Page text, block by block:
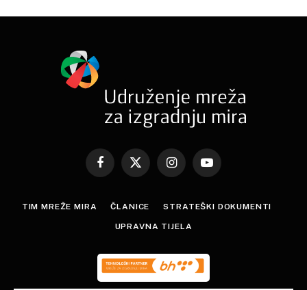
Facebook
X
InstagramYouTube
TIM MREŽE MIRA ČLANICE STRATEŠKI DOKUMENTI
UPRAVNA TIJELA